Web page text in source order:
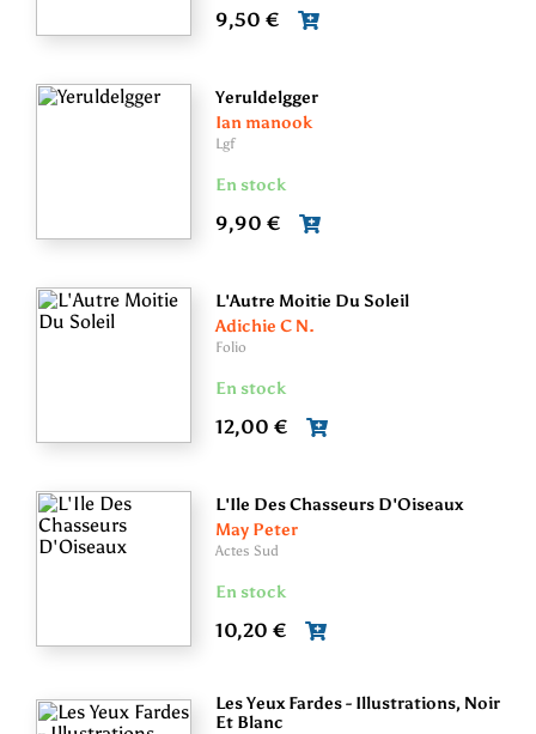
9,50 €
Yeruldelgger
Ian manook
Lgf
En stock
9,90 €
L'Autre Moitie Du Soleil
Adichie C N.
Folio
En stock
12,00 €
L'Ile Des Chasseurs D'Oiseaux
May Peter
Actes Sud
En stock
10,20 €
Les Yeux Fardes - Illustrations, Noir
Et Blanc